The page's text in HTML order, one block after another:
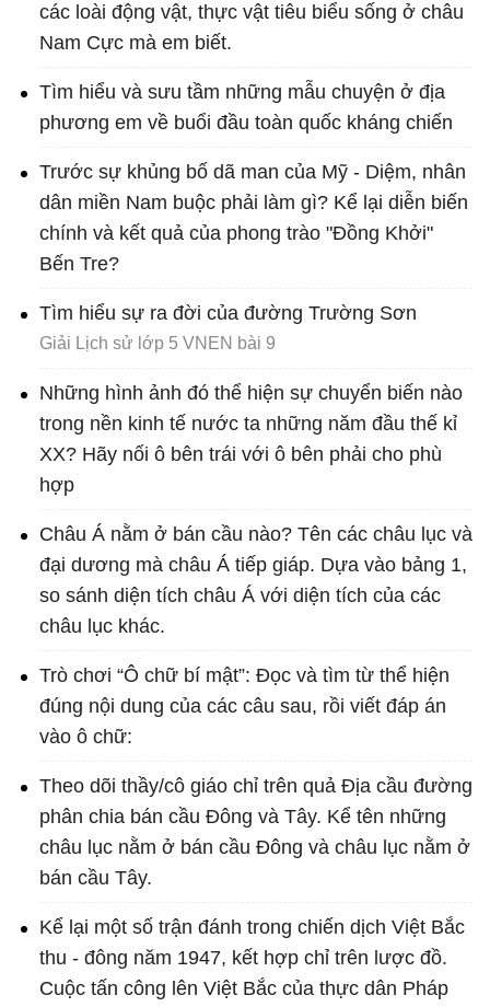
các loài động vật, thực vật tiêu biểu sống ở châu
Nam Cực mà em biết.
Tìm hiểu và sưu tầm những mẫu chuyện ở địa
phương em về buổi đầu toàn quốc kháng chiến
Trước sự khủng bố dã man của Mỹ - Diệm, nhân
dân miền Nam buộc phải làm gì? Kể lại diễn biến
chính và kết quả của phong trào "Đồng Khởi"
Bến Tre?
Tìm hiểu sự ra đời của đường Trường Sơn
Giải Lịch sử lớp 5 VNEN bài 9
Những hình ảnh đó thể hiện sự chuyển biến nào
trong nền kinh tế nước ta những năm đầu thế kỉ
XX? Hãy nối ô bên trái với ô bên phải cho phù
hợp
Châu Á nằm ở bán cầu nào? Tên các châu lục và
đại dương mà châu Á tiếp giáp. Dựa vào bảng 1,
so sánh diện tích châu Á với diện tích của các
châu lục khác.
Trò chơi “Ô chữ bí mật”: Đọc và tìm từ thể hiện
đúng nội dung của các câu sau, rồi viết đáp án
vào ô chữ:
Theo dõi thầy/cô giáo chỉ trên quả Địa cầu đường
phân chia bán cầu Đông và Tây. Kể tên những
châu lục nằm ở bán cầu Đông và châu lục nằm ở
bán cầu Tây.
Kể lại một số trận đánh trong chiến dịch Việt Bắc
thu - đông năm 1947, kết hợp chỉ trên lược đồ.
Cuộc tấn công lên Việt Bắc của thực dân Pháp